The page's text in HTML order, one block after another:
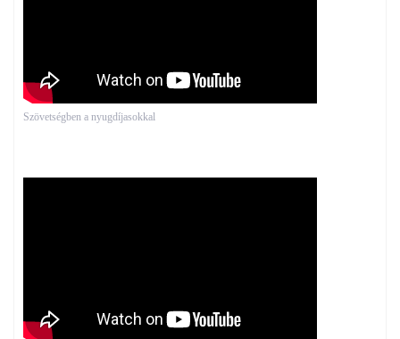
Szövetségben a nyugdíjasokkal